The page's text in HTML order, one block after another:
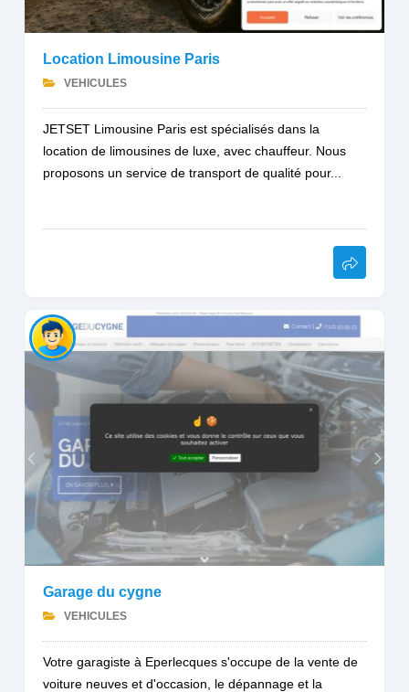
Location Limousine Paris
VEHICULES
JETSET Limousine Paris est spécialisés dans la
location de limousines de luxe, avec chauffeur. Nous
proposons un service de transport de qualité pour...
Garage du cygne
VEHICULES
Votre garagiste à Eperlecques s'occupe de la vente de
voiture neuves et d'occasion, le dépannage et la